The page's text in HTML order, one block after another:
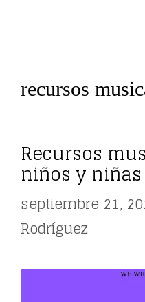
recursos
Recursos
niños y niñas
septiembre 21,
Rodríguez